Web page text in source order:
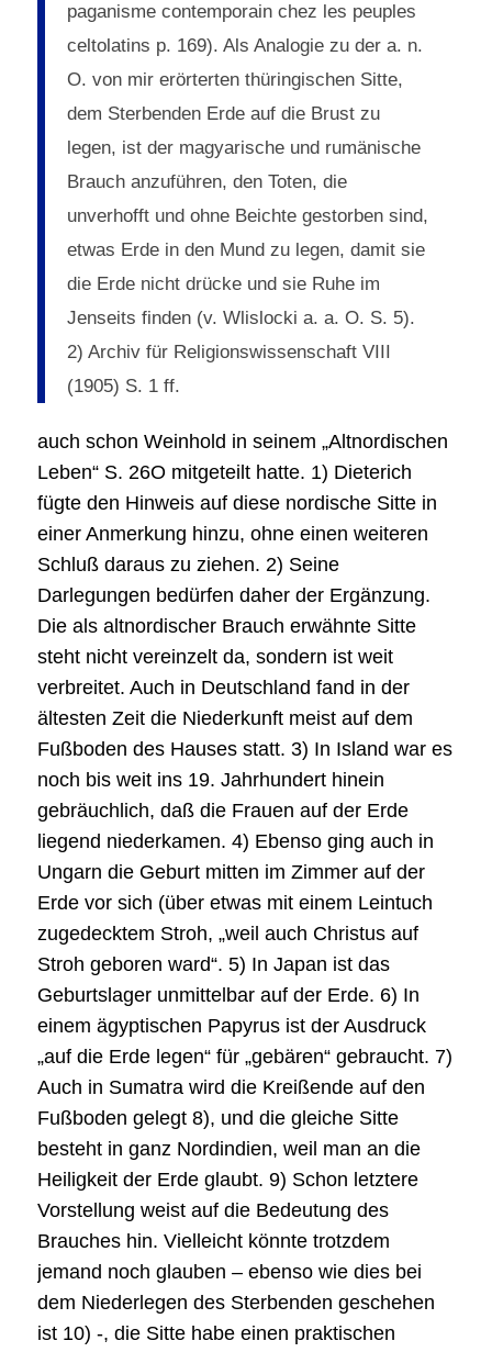
paganisme contemporain chez les peuples
celtolatins p. 169). Als Analogie zu der a. n.
O. von mir erörterten thüringischen Sitte,
dem Sterbenden Erde auf die Brust zu
legen, ist der magyarische und rumänische
Brauch anzuführen, den Toten, die
unverhofft und ohne Beichte gestorben sind,
etwas Erde in den Mund zu legen, damit sie
die Erde nicht drücke und sie Ruhe im
Jenseits finden (v. Wlislocki a. a. O. S. 5).
2) Archiv für Religionswissenschaft VIII
(1905) S. 1 ff.
auch schon Weinhold in seinem „Altnordischen
Leben“ S. 26O mitgeteilt hatte. 1) Dieterich
fügte den Hinweis auf diese nordische Sitte in
einer Anmerkung hinzu, ohne einen weiteren
Schluß daraus zu ziehen. 2) Seine
Darlegungen bedürfen daher der Ergänzung.
Die als altnordischer Brauch erwähnte Sitte
steht nicht vereinzelt da, sondern ist weit
verbreitet. Auch in Deutschland fand in der
ältesten Zeit die Niederkunft meist auf dem
Fußboden des Hauses statt. 3) In Island war es
noch bis weit ins 19. Jahrhundert hinein
gebräuchlich, daß die Frauen auf der Erde
liegend niederkamen. 4) Ebenso ging auch in
Ungarn die Geburt mitten im Zimmer auf der
Erde vor sich (über etwas mit einem Leintuch
zugedecktem Stroh, „weil auch Christus auf
Stroh geboren ward“. 5) In Japan ist das
Geburtslager unmittelbar auf der Erde. 6) In
einem ägyptischen Papyrus ist der Ausdruck
„auf die Erde legen“ für „gebären“ gebraucht. 7)
Auch in Sumatra wird die Kreißende auf den
Fußboden gelegt 8), und die gleiche Sitte
besteht in ganz Nordindien, weil man an die
Heiligkeit der Erde glaubt. 9) Schon letztere
Vorstellung weist auf die Bedeutung des
Brauches hin. Vielleicht könnte trotzdem
jemand noch glauben – ebenso wie dies bei
dem Niederlegen des Sterbenden geschehen
ist 10) -, die Sitte habe einen praktischen